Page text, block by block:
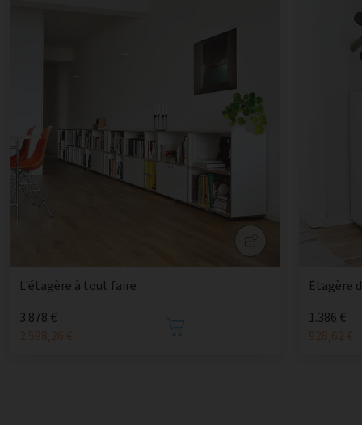
L'étagère à tout faire
3.878 €
2.598,26 €
Étagère
1.386 €
928,62 €